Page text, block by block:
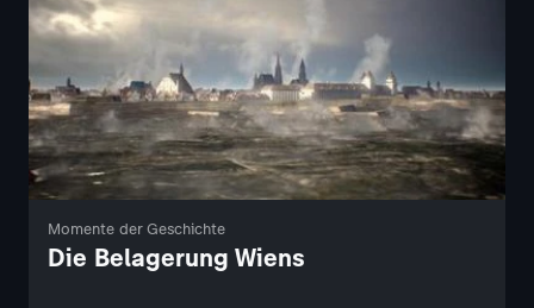
Momente der Geschichte
Die Belagerung Wiens